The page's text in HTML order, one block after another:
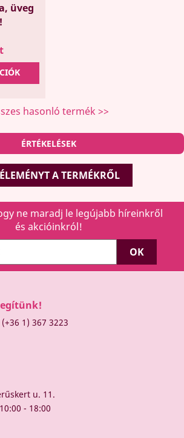
üveg
hasonló termék >>
ÉRTÉKELÉSEK
A TERMÉKRŐL
ne maradj le legújabb híreinkről
és akcióinkról!
(+36 1) 367 3223
u. 11.
- 18:00